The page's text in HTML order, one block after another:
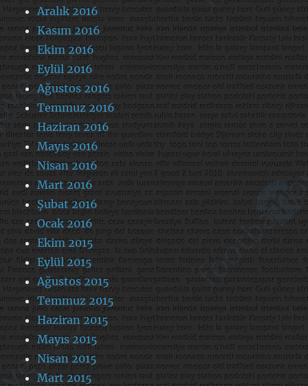
Aralık 2016
Kasım 2016
Ekim 2016
Eylül 2016
Ağustos 2016
Temmuz 2016
Haziran 2016
Mayıs 2016
Nisan 2016
Mart 2016
Şubat 2016
Ocak 2016
Ekim 2015
Eylül 2015
Ağustos 2015
Temmuz 2015
Haziran 2015
Mayıs 2015
Nisan 2015
Mart 2015